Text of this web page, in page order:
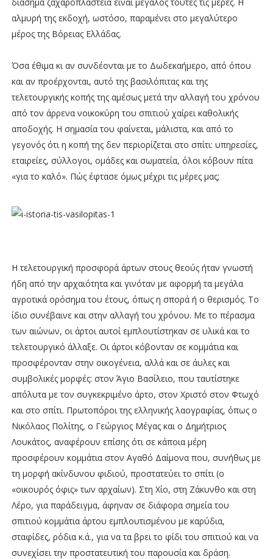
διάσημα ζαχαροπλαστεία είναι μεγάλος τούτες τις μέρες. Η
αλμυρή της εκδοχή, ωστόσο, παραμένει στο μεγαλύτερο
μέρος της Βόρειας Ελλάδας.
Όσα έθιμα κι αν συνδέονται με το Δωδεκαήμερο, από όπου
και αν προέρχονται, αυτό της βασιλόπιτας και της
τελετουργικής κοπής της αμέσως μετά την αλλαγή του χρόνου
από τον άρρενα νοικοκύρη του σπιτιού χαίρει καθολικής
αποδοχής. Η σημασία του φαίνεται, μάλιστα, και από το
γεγονός ότι η κοπή της δεν περιορίζεται στο σπίτι: υπηρεσίες,
εταιρείες, σύλλογοι, ομάδες και σωματεία, όλοι κόβουν πίτα
«για το καλό». Πώς έφτασε όμως μέχρι τις μέρες μας;
Η τελετουργική προσφορά άρτων στους θεούς ήταν γνωστή
ήδη από την αρχαιότητα και γινόταν με αφορμή τα μεγάλα
αγροτικά ορόσημα του έτους, όπως η σπορά ή ο θερισμός. Το
ίδιο συνέβαινε και στην αλλαγή του χρόνου. Με το πέρασμα
των αιώνων, οι άρτοι αυτοί εμπλουτίστηκαν σε υλικά και το
τελετουργικό άλλαξε. Οι άρτοι κόβονταν σε κομμάτια και
προσφέρονταν στην οικογένεια, αλλά και σε άυλες και
συμβολικές μορφές: στον Άγιο Βασίλειο, που ταυτίστηκε
απόλυτα με τον συγκεκριμένο άρτο, στον Χριστό στον Φτωχό
και στο σπίτι. Πρωτοπόροι της ελληνικής λαογραφίας, όπως ο
Νικόλαος Πολίτης, ο Γεώργιος Μέγας και ο Δημήτριος
Λουκάτος, αναφέρουν επίσης ότι σε κάποια μέρη
προσφέρουν κομμάτια στον Αγαθό Δαίμονα που, συνήθως με
τη μορφή ακίνδυνου φιδιού, προστατεύει το σπίτι (ο
«οικουρός όφις» των αρχαίων). Στη Χίο, στη Ζάκυνθο και στη
Λέρο, για παράδειγμα, άφηναν σε διάφορα σημεία του
σπιτιού κομμάτια άρτου εμπλουτισμένου με καρύδια,
σταφίδες, ρόδια κ.ά., για να τα βρει το φίδι του σπιτιού και να
συνεχίσει την προστατευτική του παρουσία και δράση.